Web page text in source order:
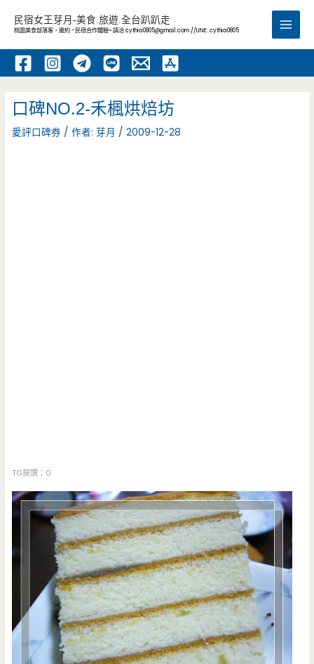
內
民宿女王芽月-美食.旅遊.全台趴趴走
桃園美食部落客，邀約 -民宿合作體驗~ 請洽cythia0805@gmail.com //LINE: cythia0805
Main
口碑NO.2-禾楓烘焙坊
愛評口碑券 / 作者:芽月 /2009-12-28
TG按讚：0